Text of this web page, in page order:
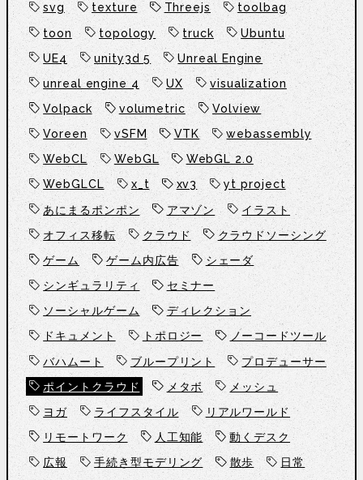
svg
texture Threejs
toolbag
toon
topology truck
Ubuntu
UE4
unity3d 5
Unreal Engine
unreal engine 4
UX
visualization
Volpack
volumetric
Volview
Voreen
vSFM VTK
webassembly
WebCL
WebGL
WebGL 2.0
WebGLCL
x_t xv3
yt project
あにまるポンポン
アマゾン
イラスト
オフィス移転
クラウド
クラウドソーシング
ゲーム
ゲーム内広告
シェーダ
シンギュラリティ
セミナー
ソーシャルゲーム
ディレクション
ドキュメント
トポロジー
ノーコードツール
バハムート
ブループリント
プロデューサー
ポイントクラウド
メタボ
メッシュ
ヨガ
ライフスタイル
リアルワールド
リモートワーク
人工知能
動くデスク
広報
手続き型モデリング 散歩
日常